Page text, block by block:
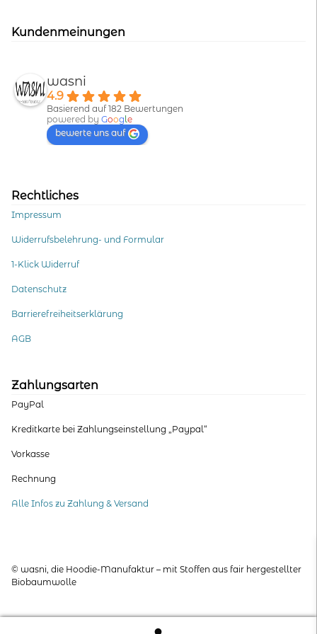
Kundenmeinungen
wasni
4.9
Basierend auf 182 Bewertungen
powered by Goog le
bewerte uns auf
Rechtliches
Impressum
Widerrufsbelehrung- und Formular
1-Klick Widerruf
Datenschutz
Barrierefreiheitserklärung
AGB
Zahlungsarten
PayPal
Kreditkarte bei Zahlungseinstellung „Paypal“
Vorkasse
Rechnung
Alle Infos zu Zahlung & Versand
© wasni, die Hoodie-Manufaktur – mit Stoffen aus fair hergestellter
Biobaumwolle